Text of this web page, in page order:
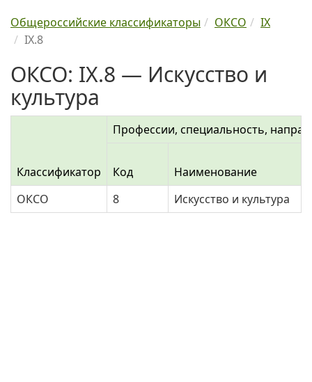
Общероссийские классификаторы ОКСО
IX
IX.8
ОКСО: IX.8 — Искусство и
культура
Классификатор
Профессии, специальность,
Код
Наименование
ОКСО
8 Искусство и культура